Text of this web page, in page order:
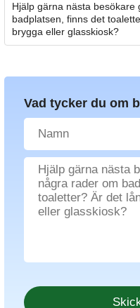
Hjälp gärna nästa
badplatsen, finns det
brygga eller glasskiosk?
Vad tycker du om